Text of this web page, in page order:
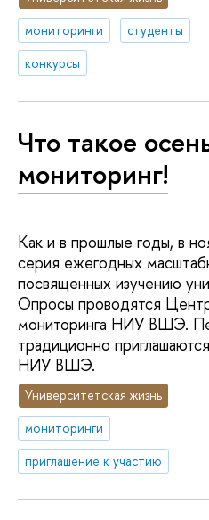
мониторинги
студенты
конкурсы
Что такое
мониторинг!
Как и в прошлые годы, в
серия ежегодных
посвященных изучению
Опросы проводятся
мониторинга НИУ ВШЭ.
традиционно
НИУ ВШЭ.
Университетская жизнь
мониторинги
приглашение к участию